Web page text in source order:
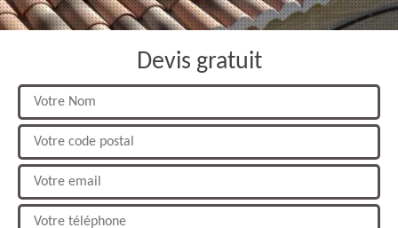
Devis gratuit